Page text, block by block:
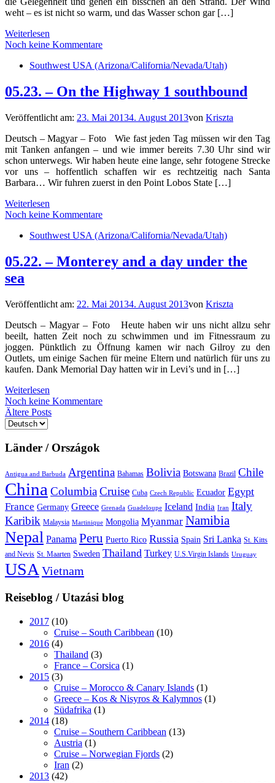
weht – es ist nicht so warm, und das Wasser schon gar […]
Weiterlesen
Noch keine Kommentare
Southwest USA (Arizona/California/Nevada/Utah)
05.23. – On the Highway 1 southbound
Veröffentlicht am: 23. Mai 20134. August 2013von Kriszta
Deutsch – Magyar – Foto Wie fast jeden Tag müssen wir den Tag
mit Tanken anfangen – und wie immer bereits 7.30 Uhr sind wir
schon unterwegs. Wir haben heute eine lange, sehr fotogene Strecke
vor uns – hoffentlich schaffen wir es rechtzeitig nach Santa
Barbara… Wir fuhren zuerst in den Point Lobos State […]
Weiterlesen
Noch keine Kommentare
Southwest USA (Arizona/California/Nevada/Utah)
05.22. – Monterey and a day under the
sea
Veröffentlicht am: 22. Mai 20134. August 2013von Kriszta
Deutsch – Magyar – Foto Heute haben wir uns nicht allzu sehr
beeilt, hatten Zeit noch zu schwimmen und im Fitnessraum zu
joggen. Pünktlich zu Öffnung kamen wir nach Gilroy zu den
Outlets, um einige Sachen für meine Eltern und natürlich für uns zu
kaufen. Dank Memorial Day hatten wir in Levi’s und in […]
Weiterlesen
Noch keine Kommentare
Beitragsnavigation
Ältere Posts
Sprache
Länder / Országok
Antigua and Barbuda Argentina Bahamas Bolivia Botswana Brazil Chile
China ColumbiaCruise Cuba Czech Republic Ecuador Egypt
France Germany Greece Grenada Guadeloupe Iceland India Iran Italy
Karibik Malaysia Martinique Mongolia Myanmar Namibia
Nepal Panama Peru Puerto Rico Russia Spain Sri Lanka St. Kitts
and Nevis St. Maarten Sweden Thailand Turkey U.S.Virgin Islands Uruguay
USAVietnam
Reiseblog / Utazási blog
2017 (10)
Cruise – South Caribbean (10)
2016 (4)
Thailand (3)
France – Corsica (1)
2015 (3)
Cruise – Morocco & Canary Islands (1)
Greece – Kos & Nisyros & Kalymnos (1)
Südafrika (1)
2014 (18)
Cruise – Southern Caribbean (13)
Austria (1)
Cruise – Norwegian Fjords (2)
Iran (2)
2013 (42)